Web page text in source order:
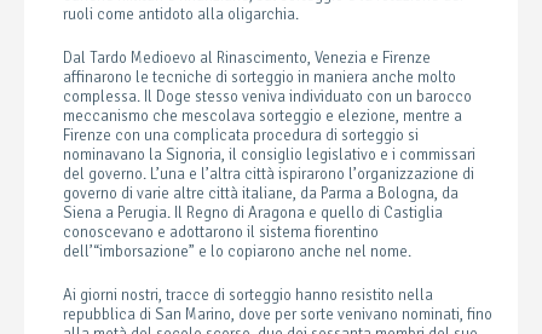
ruoli come antidoto alla oligarchia.
Dal Tardo Medioevo al Rinascimento, Venezia e Firenze
affinarono le tecniche di sorteggio in maniera anche molto
complessa. Il Doge stesso veniva individuato con un barocco
meccanismo che mescolava sorteggio e elezione, mentre a
Firenze con una complicata procedura di sorteggio si
nominavano la Signoria, il consiglio legislativo e i commissari
del governo. L’una e l’altra città ispirarono l’organizzazione di
governo di varie altre città italiane, da Parma a Bologna, da
Siena a Perugia. Il Regno di Aragona e quello di Castiglia
conoscevano e adottarono il sistema fiorentino
dell’“imborsazione” e lo copiarono anche nel nome.
Ai giorni nostri, tracce di sorteggio hanno resistito nella
repubblica di San Marino, dove per sorte venivano nominati, fino